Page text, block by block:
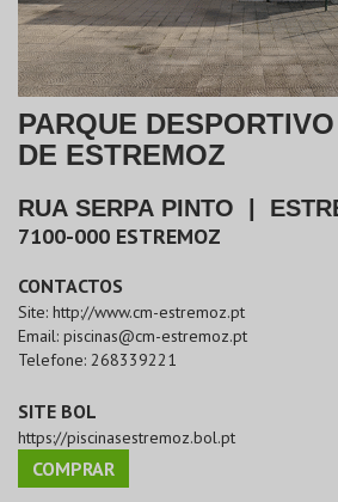
PARQUE
DE ESTREMOZ
RUA SERPA PINTO
7100-000 ESTREMOZ
CONTACTOS
Site: http://www.cm-estremoz.pt
Email: piscinas@cm-estremoz.pt
Telefone: 268339221
SITE BOL
https://piscinasestremoz.bol.pt
COMPRAR